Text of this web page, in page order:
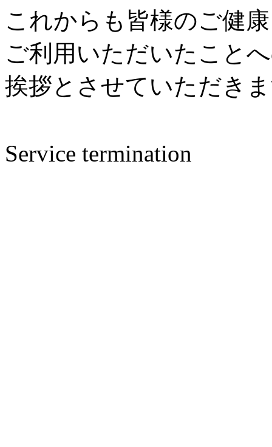
これからも皆様のご健
ご利用いただいたこと
挨拶とさせていただき
Service termination